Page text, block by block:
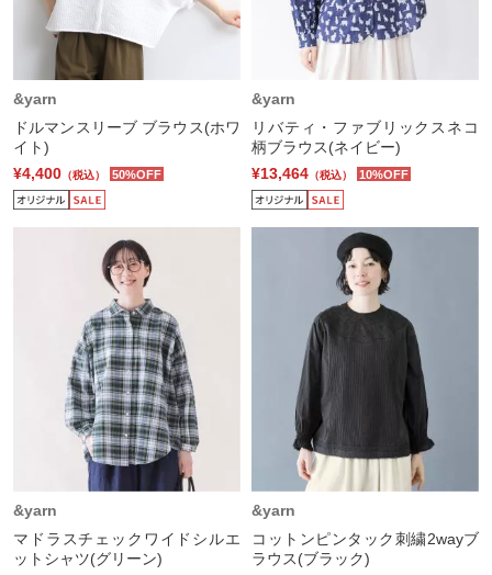
&yarn
ドルマンスリーブ ブラウス(ホワ
イト)
¥4,400 （税込） 50%OFF
&yarn
リバティ・ファブリックスネコ
柄ブラウス(ネイビー)
¥13,464 （税込） 10%OFF
&yarn
マドラスチェックワイドシルエ
ットシャツ(グリーン)
&yarn
コットンピンタック刺繍2wayブ
ラウス(ブラック)